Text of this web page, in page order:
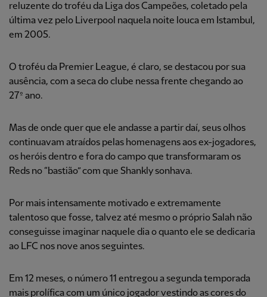
reluzente do troféu da Liga dos Campeões, coletado pela
última vez pelo Liverpool naquela noite louca em Istambul,
em 2005.
O troféu da Premier League, é claro, se destacou por sua
ausência, com a seca do clube nessa frente chegando ao
27º ano.
Mas de onde quer que ele andasse a partir daí, seus olhos
continuavam atraídos pelas homenagens aos ex-jogadores,
os heróis dentro e fora do campo que transformaram os
Reds no “bastião” com que Shankly sonhava.
Por mais intensamente motivado e extremamente
talentoso que fosse, talvez até mesmo o próprio Salah não
conseguisse imaginar naquele dia o quanto ele se dedicaria
ao LFC nos nove anos seguintes.
Em 12 meses, o número 11 entregou a segunda temporada
mais prolífica com um único jogador vestindo as cores do